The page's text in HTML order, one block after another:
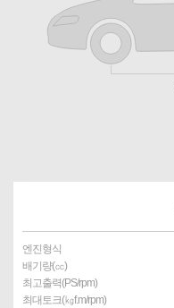
엔진형식
배기량(㏄)
최고출력(PS/rpm)
최대토크(㎏f.m/rpm)